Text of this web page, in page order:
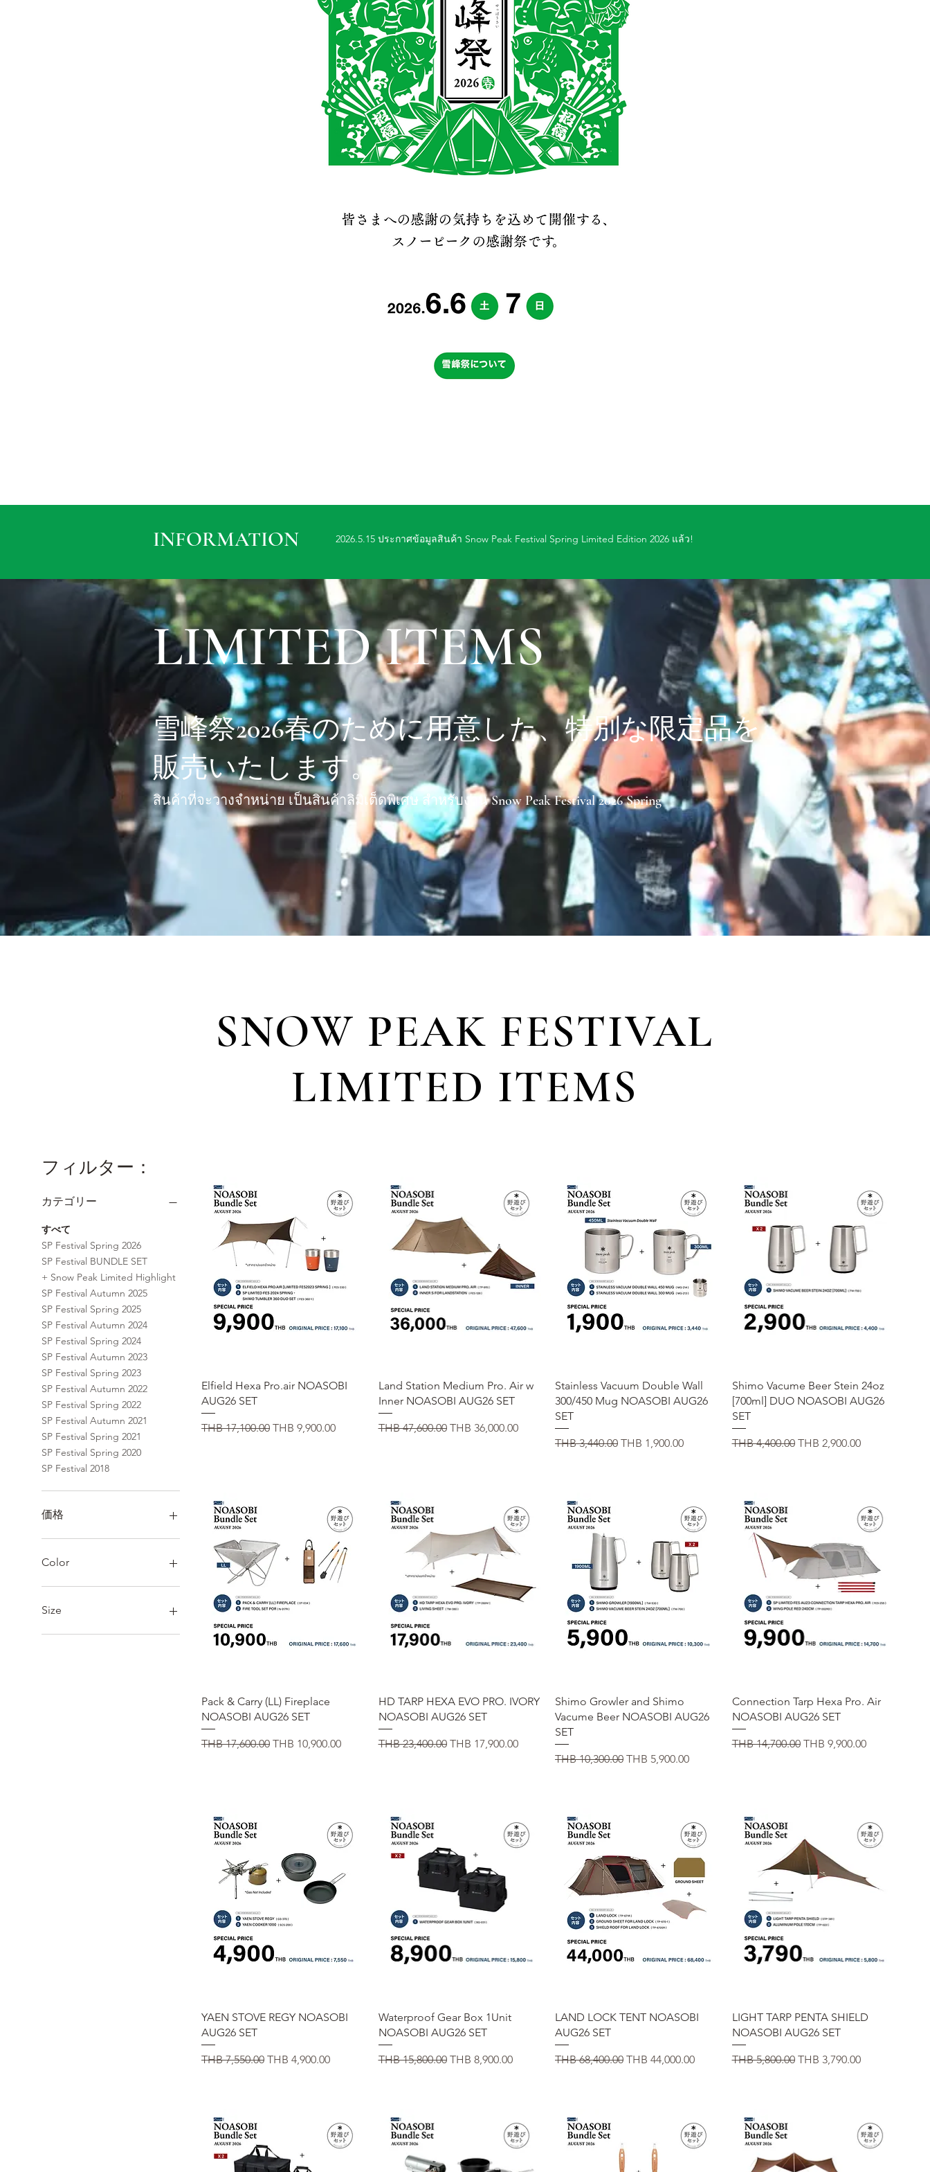
INFORMATION 2026.5.15 ประกาศข้อมูลสินค้า Snow Peak Festival Spring Limited Edition 2026 แล้ว!
LIMITED ITEMS
雪峰祭2026春のために用意した、特別な限定品を
販売いたします。
สินค้าที่จะวางจำหน่าย เป็นสินค้าลิมิเต็ดพิเศษ สำหรับงาน Snow Peak Festival 2026 Spring
SNOW PEAK FESTIVAL
LIMITED ITEMS
フィルター：
カテゴリー
すべて
SP Festival Spring 2026
SP Festival BUNDLE SET
+ Snow Peak Limited Highlight
SP Festival Autumn 2025
SP Festival Spring 2025
SP Festival Autumn 2024
SP Festival Spring 2024
SP Festival Autumn 2023
SP Festival Spring 2023
SP Festival Autumn 2022
SP Festival Spring 2022
SP Festival Autumn 2021
SP Festival Spring 2021
SP Festival Spring 2020
SP Festival 2018
価格
THB 312
Color
Size
23
クイックビュー
Elfield Hexa Pro.air NOASOBI
AUG26 SET
通常価格
THB 17,100.00 セール価格
THB 9,900.00
クイックビュー
Land Station Medium Pro. Air w
Inner NOASOBI AUG26 SET
通常価格
THB 47,600.00 セール価格
THB 36,000.00
クイックビュー
Stainless Vacuum Double Wall
300/450 Mug NOASOBI AUG26
SET
通常価格
THB 3,440.00 セール価格
THB 1,900.00
クイックビュー
Shimo Vacume Beer Stein 24oz
[700ml] DUO NOASOBI AUG26
SET
通常価格
THB 4,400.00 セール価格
THB 2,900.00
クイックビュー
Pack & Carry (LL) Fireplace
NOASOBI AUG26 SET
通常価格
THB 17,600.00 セール価格
THB 10,900.00
クイックビュー
HD TARP HEXA EVO PRO. IVORY
NOASOBI AUG26 SET
通常価格
THB 23,400.00 セール価格
THB 17,900.00
クイックビュー
Shimo Growler and Shimo
Vacume Beer NOASOBI AUG26
SET
通常価格
THB 10,300.00 セール価格
THB 5,900.00
クイックビュー
Connection Tarp Hexa Pro. Air
NOASOBI AUG26 SET
通常価格
THB 14,700.00 セール価格
THB 9,900.00
クイックビュー
YAEN STOVE REGY NOASOBI
AUG26 SET
通常価格
THB 7,550.00 セール価格
THB 4,900.00
クイックビュー
Waterproof Gear Box 1Unit
NOASOBI AUG26 SET
通常価格
THB 15,800.00 セール価格
THB 8,900.00
クイックビュー
LAND LOCK TENT NOASOBI
AUG26 SET
通常価格
THB 68,400.00 セール価格
THB 44,000.00
クイックビュー
LIGHT TARP PENTA SHIELD
NOASOBI AUG26 SET
通常価格
THB 5,800.00 セール価格
THB 3,790.00